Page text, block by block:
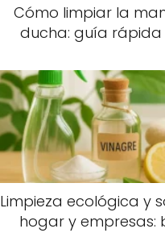
Cómo limpiar la
ducha: guía rápida
Limpieza ecológica y
hogar y empresas: